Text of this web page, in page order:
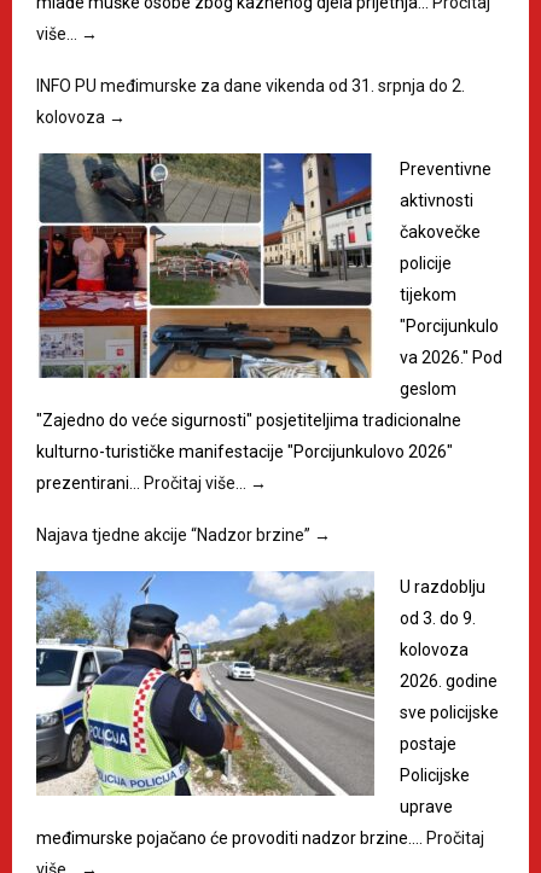
više… →
INFO PU međimurske za dane vikenda od 31. srpnja do 2.
kolovoza →
Preventivne
aktivnosti
čakovečke
policije
tijekom
"Porcijunkulo
va 2026." Pod
geslom
"Zajedno do veće sigurnosti" posjetiteljima tradicionalne
kulturno-turističke manifestacije "Porcijunkulovo 2026"
prezentirani… Pročitaj više… →
Najava tjedne akcije “Nadzor brzine” →
U razdoblju
od 3. do 9.
kolovoza
2026. godine
sve policijske
postaje
Policijske
uprave
međimurske pojačano će provoditi nadzor brzine.… Pročitaj